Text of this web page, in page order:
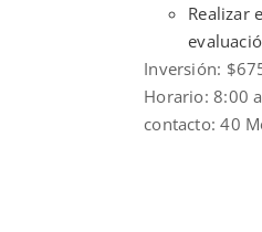
Realizar
Inversión:
Horario: 8:00
contacto: 40